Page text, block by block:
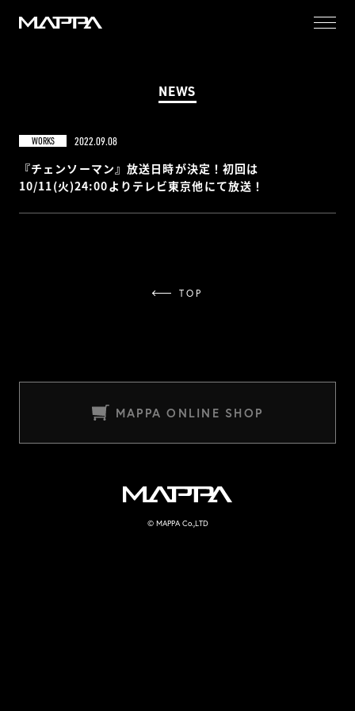
MAPPA
NEWS
WORKS 2022.09.08
『チェンソーマン』放送日時が決定！初回は
10/11(火)24:00よりテレビ東京他にて放送！
TOP
MAPPA ONLINE SHOP
MAPPA
© MAPPA Co.,LTD